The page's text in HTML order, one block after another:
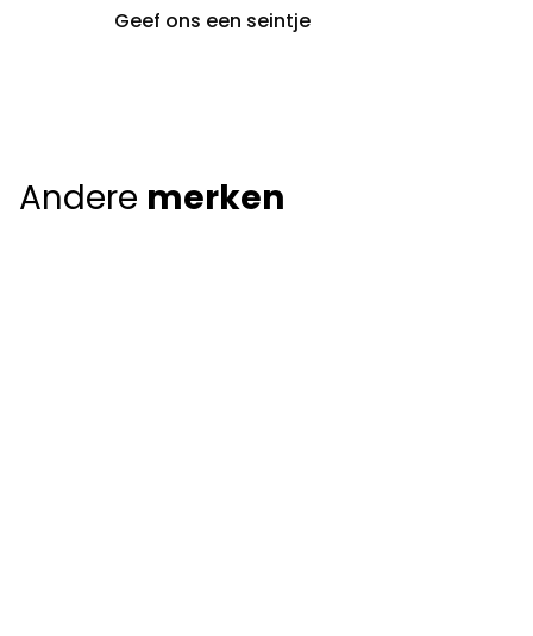
Geef ons een seintje
Andere merken